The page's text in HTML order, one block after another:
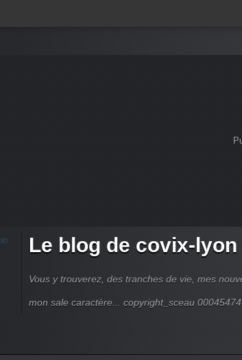
Le blog de covix-lyon
Vous y trouverez, des tranches de vie, mes
mon sale caractère... copyright_sceau 00045474